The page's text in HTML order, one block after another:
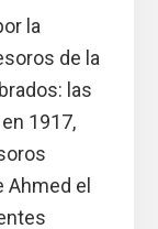
la
de la
las
1917,
el